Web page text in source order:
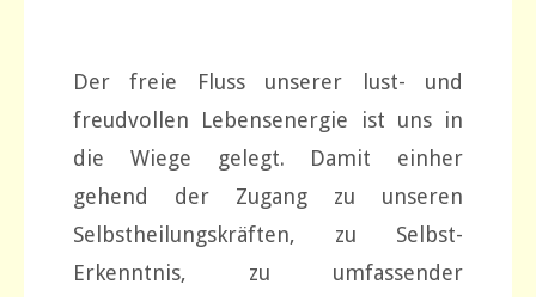
Der freie Fluss unserer lust- und
freudvollen Lebensenergie ist uns in
die Wiege gelegt. Damit einher
gehend der Zugang zu unseren
Selbstheilungskräften, zu Selbst-
Erkenntnis, zu umfassender